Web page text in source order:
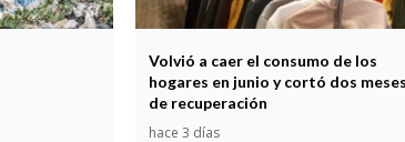
Volvió a caer el consumo de los
hogares en junio y cortó dos
de recuperación
hace 3 días